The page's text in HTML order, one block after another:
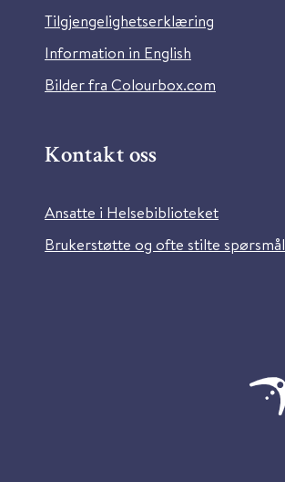
Tilgjengelighetserklæring
Information in English
Bilder fra Colourbox.com
Kontakt oss
Ansatte i Helsebiblioteket
Brukerstøtte og ofte stilte spørsmål